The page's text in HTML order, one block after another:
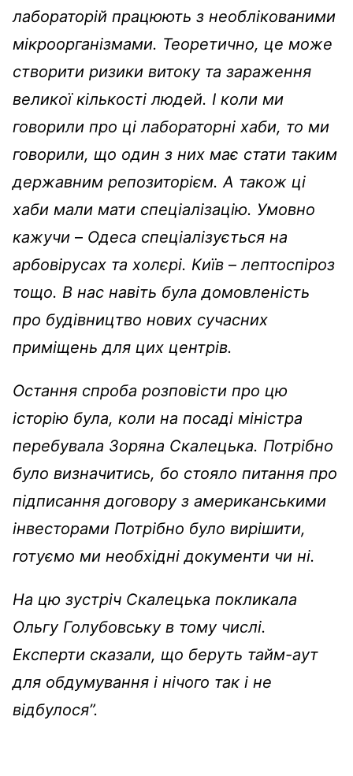
лабораторій працюють з необлікованими
мікроорганізмами. Теоретично, це може
створити ризики витоку та зараження
великої кількості людей. І коли ми
говорили про ці лабораторні хаби, то ми
говорили, що один з них має стати таким
державним репозиторієм. А також ці
хаби мали мати спеціалізацію. Умовно
кажучи – Одеса спеціалізується на
арбовірусах та холєрі. Київ – лептоспіроз
тощо. В нас навіть була домовленість
про будівництво нових сучасних
приміщень для цих центрів.
Остання спроба розповісти про цю
історію була, коли на посаді міністра
перебувала Зоряна Скалецька. Потрібно
було визначитись, бо стояло питання про
підписання договору з американськими
інвесторами Потрібно було вирішити,
готуємо ми необхідні документи чи ні.
На цю зустріч Скалецька покликала
Ольгу Голубовську в тому числі.
Експерти сказали, що беруть тайм-аут
для обдумування і нічого так і не
відбулося”.